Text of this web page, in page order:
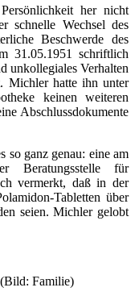
her nicht
schnelle Wechsel des
Beschwerde des
31.05.1951 schriftlich
unkollegiales Verhalten
Michler hatte ihn unter
keinen weiteren
Abschlussdokumente
so ganz genau: eine am
Beratungsstelle für
vermerkt, daß in der
Tabletten über
seien. Michler gelobt
Familie)